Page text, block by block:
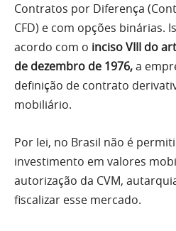
Contratos por Diferença
CFD) e com opções binárias.
acordo com o inciso VIII do
de dezembro de 1976,a
definição de contrato
mobiliário.
Por lei, no Brasil não é
investimento em valores
autorização da CVM,
fiscalizar esse mercado.